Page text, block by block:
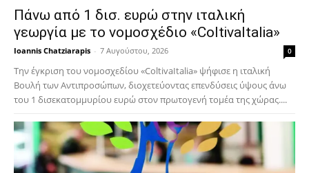
Πάνω από 1 δισ. ευρώ στην ιταλική
γεωργία με το νομοσχέδιο «ColtivaItalia»
Ioannis Chatziarapis - 7 Αυγούστου, 2026 0
Την έγκριση του νομοσχεδίου «ColtivaItalia» ψήφισε η ιταλική
Βουλή των Αντιπροσώπων, διοχετεύοντας επενδύσεις ύψους άνω
του 1 δισεκατομμυρίου ευρώ στον πρωτογενή τομέα της χώρας....